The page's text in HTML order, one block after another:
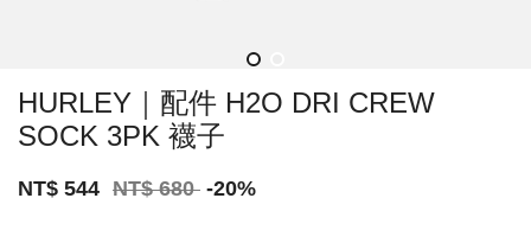
HURLEY｜配件 H2O DRI CREW
SOCK 3PK 襪子
NT$ 544 NT$ 680 -20%